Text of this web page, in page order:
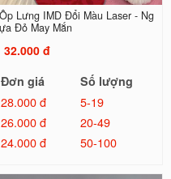
Ốp Lưng IMD Đổi Màu Laser - Ng
ựa Đỏ May Mắn
32.000 đ
Đơn giá
Số lượng
28.000 đ
5-19
26.000 đ
20-49
24.000 đ
50-100